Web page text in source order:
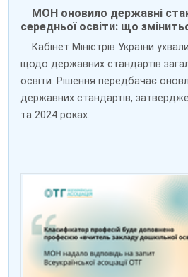
МОН оновило державні
середньої освіти: що
Кабінет Міністрів України
щодо державних стандартів
освіти. Рішення передбачає
державних стандартів,
та 2024 роках.